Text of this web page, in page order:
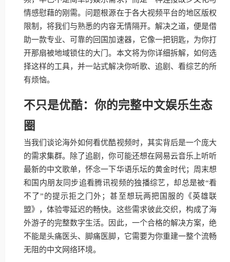
情感慰藉的刚需。问题根源在于各大视频平台的地区版权
限制，将我们与熟悉的内容无情隔开。解决之道，便是借
助一款专业、可靠的回国加速器，它像一把钥匙，为你打
开那扇被地域锁住的大门。本文将为你详细拆解，如何选
择这样的工具，并一站式解决你听歌、追剧、看综艺的所
有烦恼。
不只是优酷：你的完整中文娱乐生态
圈
当我们谈论海外如何看优酷视频时，其实背后是一个庞大
的需求集群。除了追剧，你可能还想在网易云音乐上听听
最新的中文歌单，怀念一下华语乐坛的黄金时代；周末想
和国内朋友同步追看腾讯视频的独播综艺，却总是被“看
不了”的提示拒之门外；甚至想玩两把国服的《英雄联
盟》，体验零延迟的畅快。这些需求彼此交织，构成了海
外游子的完整数字生活。因此，一个合格的解决方案，绝
不能是头痛医头、脚痛医脚，它需要为你重建一整个流畅
无阻的中文网络环境。